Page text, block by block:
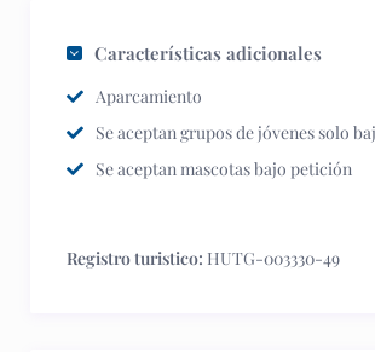
Características adicionales
Aparcamiento
Se aceptan grupos de jóvenes solo
Se aceptan mascotas bajo petición
Registro turistico: HUTG-003330-49